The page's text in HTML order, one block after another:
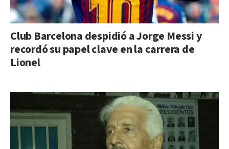
Club Barcelona despidió a Jorge Messi y
recordó su papel clave en la carrera de
Lionel